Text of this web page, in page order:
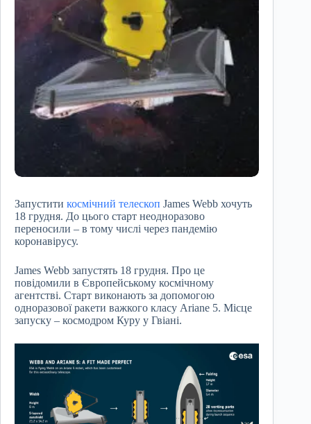
Запустити космічний телескоп James Webb хочуть
18 грудня. До цього старт неодноразово
переносили – в тому числі через пандемію
коронавірусу.
James Webb запустять 18 грудня. Про це
повідомили в Європейському космічному
агентстві. Старт виконають за допомогою
одноразової ракети важкого класу Ariane 5. Місце
запуску – космодром Куру у Гвіані.